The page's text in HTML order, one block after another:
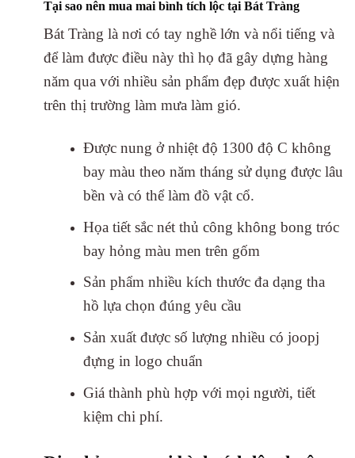
Tại sao nên mua mai bình tích lộc tại Bát Tràng
Bát Tràng là nơi có tay nghề lớn và nổi tiếng và
để làm được điều này thì họ đã gây dựng hàng
năm qua với nhiều sản phẩm đẹp được xuất hiện
trên thị trường làm mưa làm gió.
Được nung ở nhiệt độ 1300 độ C không
bay màu theo năm tháng sử dụng được lâu
bền và có thể làm đồ vật cổ.
Họa tiết sắc nét thủ công không bong tróc
bay hỏng màu men trên gốm
Sản phẩm nhiều kích thước đa dạng tha
hồ lựa chọn đúng yêu cầu
Sản xuất được số lượng nhiều có joopj
đựng in logo chuẩn
Giá thành phù hợp với mọi người, tiết
kiệm chi phí.